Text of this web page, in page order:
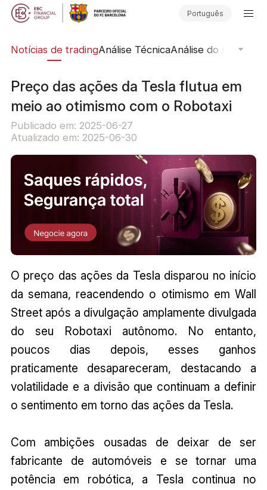
Português
Notícias de tradingAnálise TécnicaAnálise do mercado
Preço das ações da Tesla flutua em
meio ao otimismo com o Robotaxi
Publicado em: 2025-06-27
Atualizado em: 2025-06-30
O preço das ações da Tesla disparou no início
da semana, reacendendo o otimismo em Wall
Street após a divulgação amplamente divulgada
do seu Robotaxi autônomo. No entanto,
poucos dias depois, esses ganhos
praticamente desapareceram, destacando a
volatilidade e a divisão que continuam a definir
o sentimento em torno das ações da Tesla.
Com ambições ousadas de deixar de ser
fabricante de automóveis e se tornar uma
potência em robótica, a Tesla continua no